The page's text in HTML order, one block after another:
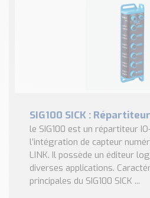
SIG100 SICK :
le SIG100 est un répartiteur
l’intégration de capteur
LINK. Il possède un éditeur
diverses applications.
principales du SIG100 SICK ...